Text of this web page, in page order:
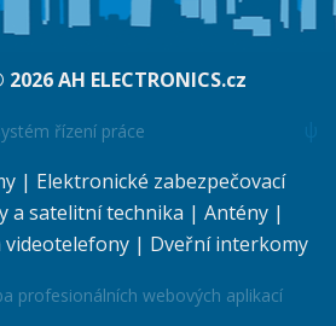
AH ELECTRONICS.cz
řízení práce
| Elektronické zabezpečovací
a satelitní technika | Antény |
videotelefony | Dveřní interkomy
profesionálních webových aplikací